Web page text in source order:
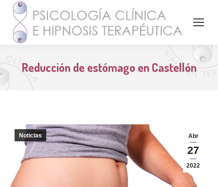
Reducción de estómago en Castellón
Abr
27
2022
Noticias